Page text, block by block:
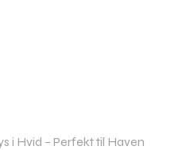
i Hvid – Perfekt til Haven